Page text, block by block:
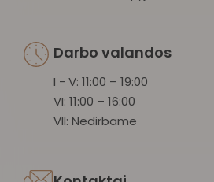
Darbo valandos
I - V: 11:00 – 19:00
VI: 11:00 – 16:00
VII: Nedirbame